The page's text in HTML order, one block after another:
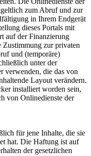
zum Abruf und zur
in Ihrem Endgerät
dieses Portals mit
auf der Finanzierung
Zustimmung zur privaten
und (temporäre)
unter der
verwenden, die das von
Layout verändern.
installiert worden sein,
von Onlinedienste der
für jene Inhalte, die sie
hat. Die Haftung ist auf
der gesetzlichen